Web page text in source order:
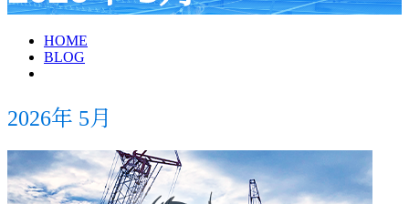
HOME
BLOG
2026年 5月